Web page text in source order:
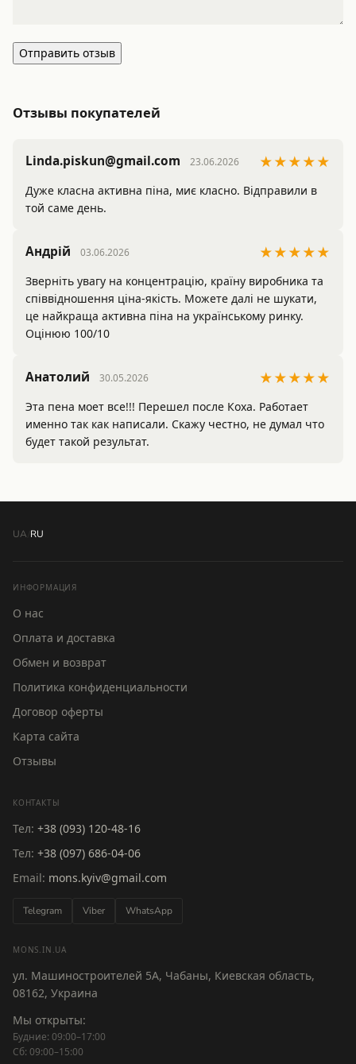
Отправить отзыв
Отзывы покупателей
Linda.piskun@gmail.com 23.06.2026 ★★★★★
Дуже класна активна піна, миє класно. Відправили в
той саме день.
Андрій 03.06.2026 ★★★★★
Зверніть увагу на концентрацію, країну виробника та
співвідношення ціна-якість. Можете далі не шукати,
це найкраща активна піна на українському ринку.
Оцінюю 100/10
Анатолий 30.05.2026 ★★★★★
Эта пена моет все!!! Перешел после Коха. Работает
именно так как написали. Скажу честно, не думал что
будет такой результат.
UA RU
ИНФОРМАЦИЯ
О нас
Оплата и доставка
Обмен и возврат
Политика конфиденциальности
Договор оферты
Карта сайта
Отзывы
КОНТАКТЫ
Тел: +38 (093) 120-48-16
Тел: +38 (097) 686-04-06
Email: mons.kyiv@gmail.com
Telegram Viber WhatsApp
MONS.IN.UA
ул. Машиностроителей 5А, Чабаны, Киевская область,
08162, Украина
Мы открыты:
Будние: 09:00–17:00
Сб: 09:00–15:00